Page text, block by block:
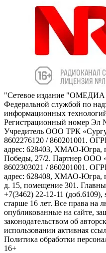
"Сетевое издание
Федеральной службой по
информационных
Регистрационный номер Эл
Учредитель ООО ТРК
8602276120 / 860201001.
адрес: 628403, ХМАО-Югра,
Победы, 27/2. Партнер
8602303021 / 860201001.
адрес: 628408, ХМАО-Югра,
д. 15, помещение 301.
+7(3462) 22-12-11 (доб.6109),
старше 16 лет. Все права на
опубликованные на сайте,
законодательством об
использовании активная
Политика обработки
16+